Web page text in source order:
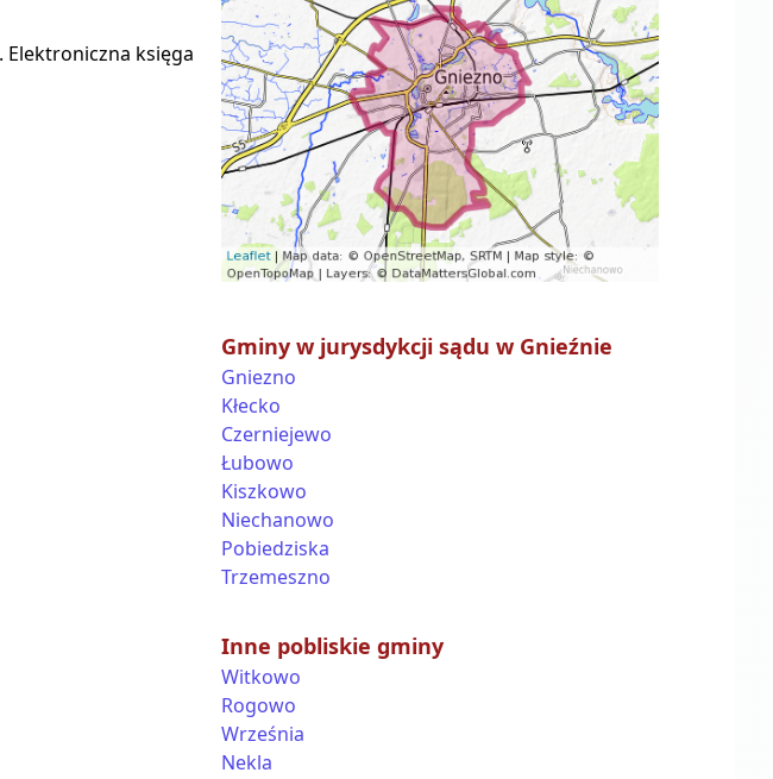
. Elektroniczna księga
Gminy w jurysdykcji sądu w Gnieźnie
Gniezno
Kłecko
Czerniejewo
Łubowo
Kiszkowo
Niechanowo
Pobiedziska
Trzemeszno
Inne pobliskie gminy
Witkowo
Rogowo
Września
Nekla